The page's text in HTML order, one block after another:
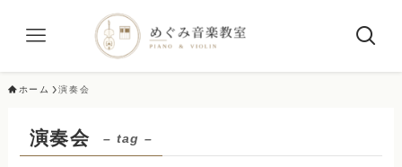
ホーム 演奏会
演奏会 – tag –